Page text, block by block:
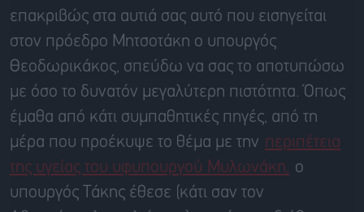
επακριβώς στα αυτιά σας αυτό που εισηγείται
στον πρόεδρο Μητσοτάκη ο υπουργός
Θεοδωρικάκος, σπεύδω να σας το αποτυπώσω
με όσο το δυνατόν μεγαλύτερη πιστότητα. Όπως
έμαθα από κάτι συμπαθητικές πηγές, από τη
μέρα που προέκυψε το θέμα με την περιπέτεια
της υγείας του υφυπουργού Μυλωνάκη,
ο
υπουργός Τάκης έθεσε (κάτι σαν τον